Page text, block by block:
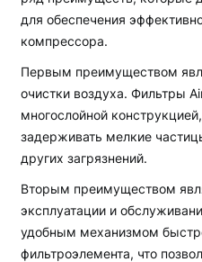
для обеспечения
компрессора.
Первым преимуществом
очистки воздуха. Фильтры
многослойной
задерживать мелкие
других загрязнений.
Вторым преимуществом
эксплуатации и
удобным механизмом
фильтроэлемента, что